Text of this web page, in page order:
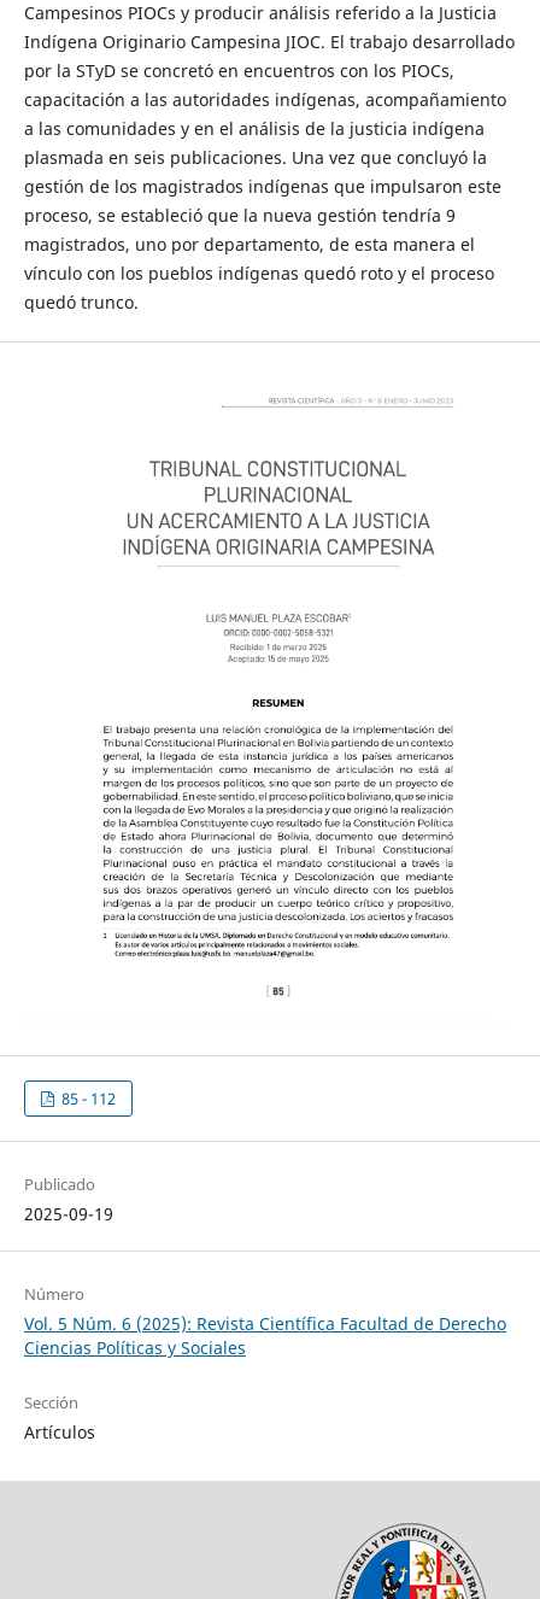
Campesinos PIOCs y producir análisis referido a la Justicia
Indígena Originario Campesina JIOC. El trabajo desarrollado
por la STyD se concretó en encuentros con los PIOCs,
capacitación a las autoridades indígenas, acompañamiento
a las comunidades y en el análisis de la justicia indígena
plasmada en seis publicaciones. Una vez que concluyó la
gestión de los magistrados indígenas que impulsaron este
proceso, se estableció que la nueva gestión tendría 9
magistrados, uno por departamento, de esta manera el
vínculo con los pueblos indígenas quedó roto y el proceso
quedó trunco.
85 - 112
Publicado
2025-09-19
Número
Vol. 5 Núm. 6 (2025): Revista Científica Facultad de Derecho
Ciencias Políticas y Sociales
Sección
Artículos